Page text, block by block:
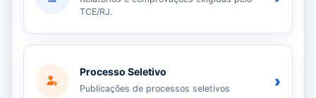
TCE/RJ.
Processo Seletivo
Publicações de processos seletivos ›